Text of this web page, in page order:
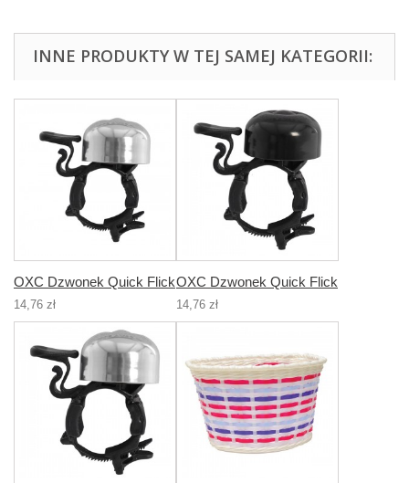
INNE PRODUKTY W TEJ SAMEJ KATEGORII:
OXC Dzwonek Quick Flick
14,76 zł
OXC Dzwonek Quick Flick
14,76 zł